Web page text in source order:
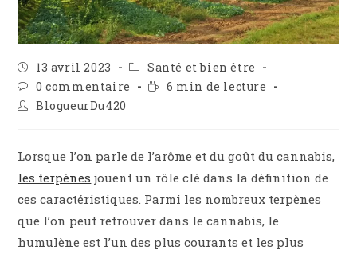
Publication
publiée :
13 avril 2023
Post
category:
Santé et bien être
Commentaires
de
la
0 commentaire
Temps6 min de lecture
Auteur/autrice
publication :
BlogueurDu420
Lorsque l’on parle de l’arôme et du goût du cannabis,
les terpènes jouent un rôle clé dans la définition de
ces caractéristiques. Parmi les nombreux terpènes
que l’on peut retrouver dans le cannabis, le
humulène est l’un des plus courants et les plus